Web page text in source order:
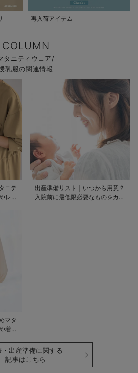
再入荷アイテム
COLUMN
タニティウェア/
乳服の関連情報
ニテ
レギ
出産準備リスト｜いつから用意？
入院前に最低限必要なものをカテ
マタ
着る
・出産準備に関する
記事はこちら